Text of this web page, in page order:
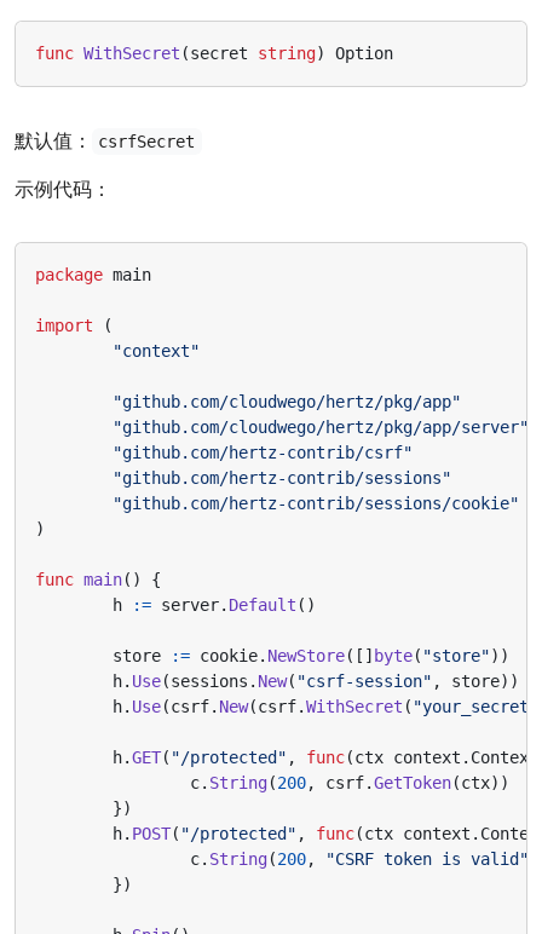
func WithSecret (secret string) Option
默认值： csrfSecret
示例代码：
package main
import
(
"context"
"github.com/cloudwego/hertz/pkg/app"
"github.com/cloudwego/hertz/pkg/app/server"
"github.com/hertz-contrib/csrf"
"github.com/hertz-contrib/sessions"
"github.com/hertz-contrib/sessions/cookie"
)
func main()
{
h
:= server. Default ()
store := cookie. NewStore([] byte( "store"))
h. Use(sessions . New( "csrf-session" , store))
h. Use(csrf. New(csrf.WithSecret ( "your_secret"
h.GET( "/protected" , func(ctx context . Context
c. String(200, csrf.GetToken(ctx))
})
h. POST( "/protected" , func(ctx context .
c. String(200, "CSRF token is valid"
})